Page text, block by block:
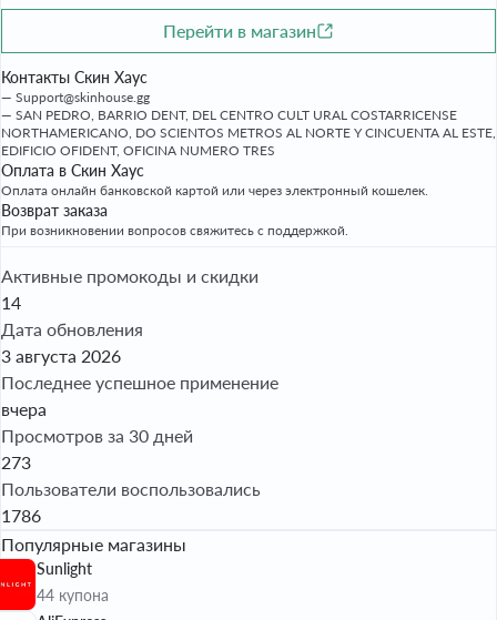
Перейти в магазин
Контакты Скин Хаус
Support@skinhouse.gg
SAN PEDRO, BARRIO DENT, DEL CENTRO CULT URAL COSTARRICENSE
NORTHAMERICANO, DO SCIENTOS METROS AL NORTE Y CINCUENTA AL ESTE,
EDIFICIO OFIDENT, OFICINA NUMERO TRES
Оплата в Скин Хаус
Оплата онлайн банковской картой или через электронный кошелек.
Возврат заказа
При возникновении вопросов свяжитесь с поддержкой.
Активные промокоды и скидки
14
Дата обновления
3 августа 2026
Последнее успешное применение
вчера
Просмотров за 30 дней
273
Пользователи воспользовались
1786
Популярные магазины
Sunlight
44 купона